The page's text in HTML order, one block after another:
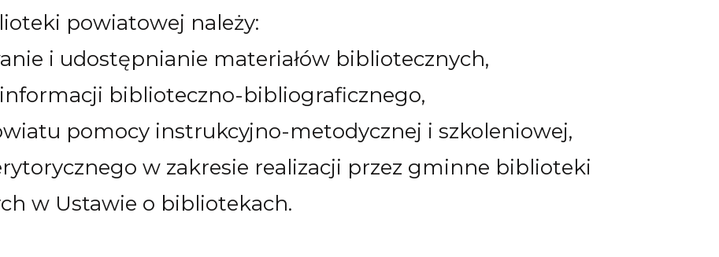
powiatowej należy:
i udostępnianie materiałów bibliotecznych,
biblioteczno-bibliograficznego,
pomocy instrukcyjno-metodycznej i szkoleniowej,
w zakresie realizacji przez gminne biblioteki
w Ustawie o bibliotekach.